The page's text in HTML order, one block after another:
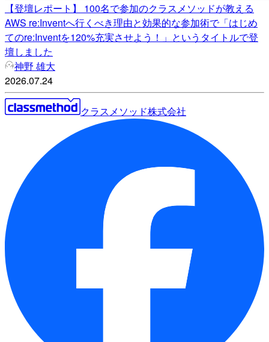
【登壇レポート】 100名で参加のクラスメソッドが教える
AWS re:Inventへ行くべき理由と効果的な参加術で「はじめ
てのre:Inventを120%充実させよう！」というタイトルで登
壇しました
神野 雄大
2026.07.24
クラスメソッド株式会社